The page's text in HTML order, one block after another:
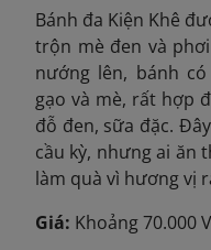
Bánh đa Kiện Khê
trộn mè đen và
nướng lên, bánh
gạo và mè, rất hợp
đỗ đen, sữa đặc.
cầu kỳ, nhưng ai ăn
làm quà vì hương vị
Giá: Khoảng 70.000